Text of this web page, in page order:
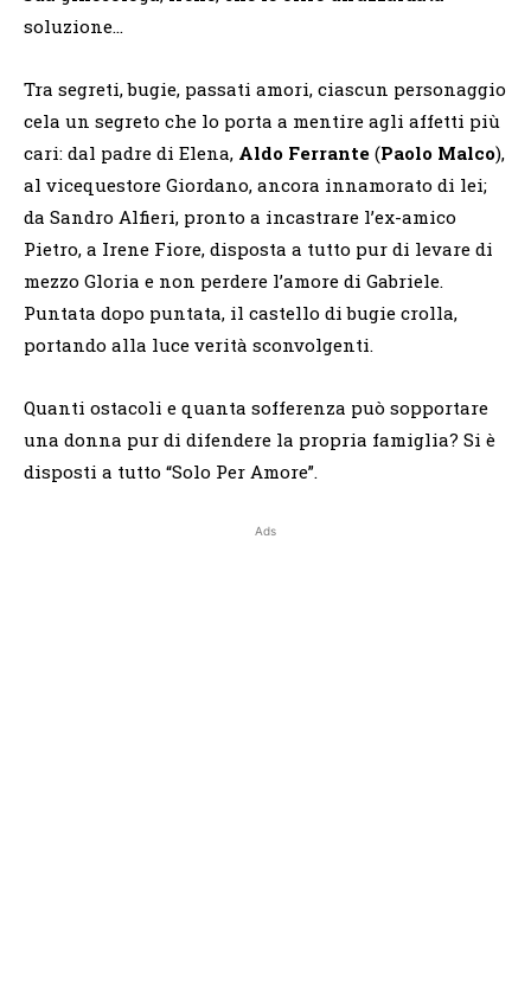
soluzione…
Tra segreti, bugie, passati amori, ciascun personaggio
cela un segreto che lo porta a mentire agli affetti più
cari: dal padre di Elena, Aldo Ferrante (Paolo Malco),
al vicequestore Giordano, ancora innamorato di lei;
da Sandro Alfieri, pronto a incastrare l’ex-amico
Pietro, a Irene Fiore, disposta a tutto pur di levare di
mezzo Gloria e non perdere l’amore di Gabriele.
Puntata dopo puntata, il castello di bugie crolla,
portando alla luce verità sconvolgenti.
Quanti ostacoli e quanta sofferenza può sopportare
una donna pur di difendere la propria famiglia? Si è
disposti a tutto “Solo Per Amore”.
Ads